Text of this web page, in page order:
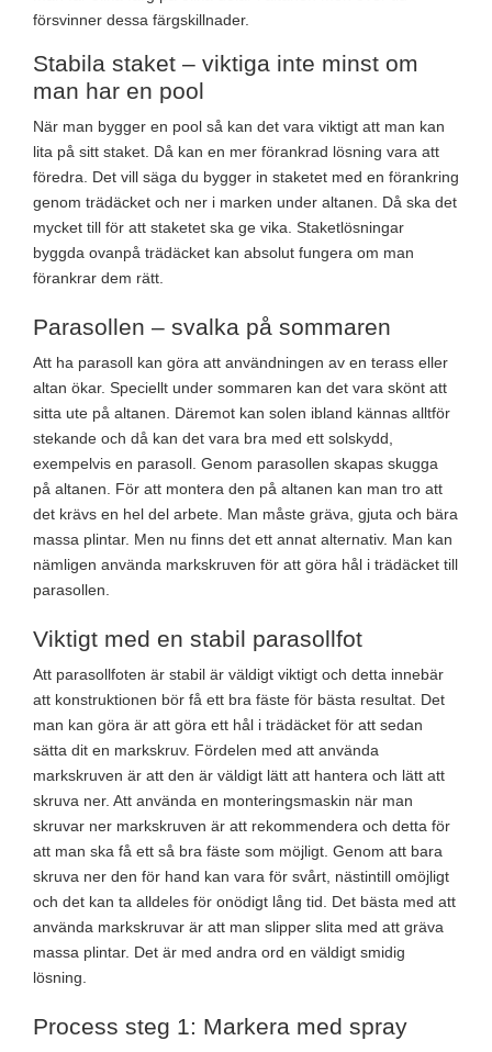
försvinner dessa färgskillnader.
Stabila staket – viktiga inte minst om
man har en pool
När man bygger en pool så kan det vara viktigt att man kan
lita på sitt staket. Då kan en mer förankrad lösning vara att
föredra. Det vill säga du bygger in staketet med en förankring
genom trädäcket och ner i marken under altanen. Då ska det
mycket till för att staketet ska ge vika. Staketlösningar
byggda ovanpå trädäcket kan absolut fungera om man
förankrar dem rätt.
Parasollen – svalka på sommaren
Att ha parasoll kan göra att användningen av en terass eller
altan ökar. Speciellt under sommaren kan det vara skönt att
sitta ute på altanen. Däremot kan solen ibland kännas alltför
stekande och då kan det vara bra med ett solskydd,
exempelvis en parasoll. Genom parasollen skapas skugga
på altanen. För att montera den på altanen kan man tro att
det krävs en hel del arbete. Man måste gräva, gjuta och bära
massa plintar. Men nu finns det ett annat alternativ. Man kan
nämligen använda markskruven för att göra hål i trädäcket till
parasollen.
Viktigt med en stabil parasollfot
Att parasollfoten är stabil är väldigt viktigt och detta innebär
att konstruktionen bör få ett bra fäste för bästa resultat. Det
man kan göra är att göra ett hål i trädäcket för att sedan
sätta dit en markskruv. Fördelen med att använda
markskruven är att den är väldigt lätt att hantera och lätt att
skruva ner. Att använda en monteringsmaskin när man
skruvar ner markskruven är att rekommendera och detta för
att man ska få ett så bra fäste som möjligt. Genom att bara
skruva ner den för hand kan vara för svårt, nästintill omöjligt
och det kan ta alldeles för onödigt lång tid. Det bästa med att
använda markskruvar är att man slipper slita med att gräva
massa plintar. Det är med andra ord en väldigt smidig
lösning.
Process steg 1: Markera med spray